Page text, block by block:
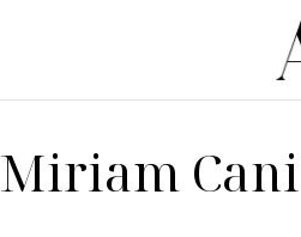
Miriam Cani